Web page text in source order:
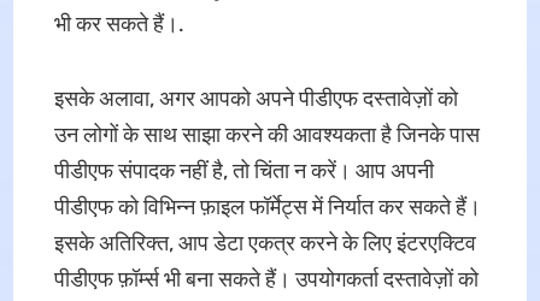
भी कर सकते हैं।.
इसके अलावा, अगर आपको अपने पीडीएफ दस्तावेज़ों को
उन लोगों के साथ साझा करने की आवश्यकता है जिनके पास
पीडीएफ संपादक नहीं है, तो चिंता न करें। आप अपनी
पीडीएफ को विभिन्न फ़ाइल फॉर्मेट्स में निर्यात कर सकते हैं।
इसके अतिरिक्त, आप डेटा एकत्र करने के लिए इंटरएक्टिव
पीडीएफ फ़ॉर्म्स भी बना सकते हैं। उपयोगकर्ता दस्तावेज़ों को